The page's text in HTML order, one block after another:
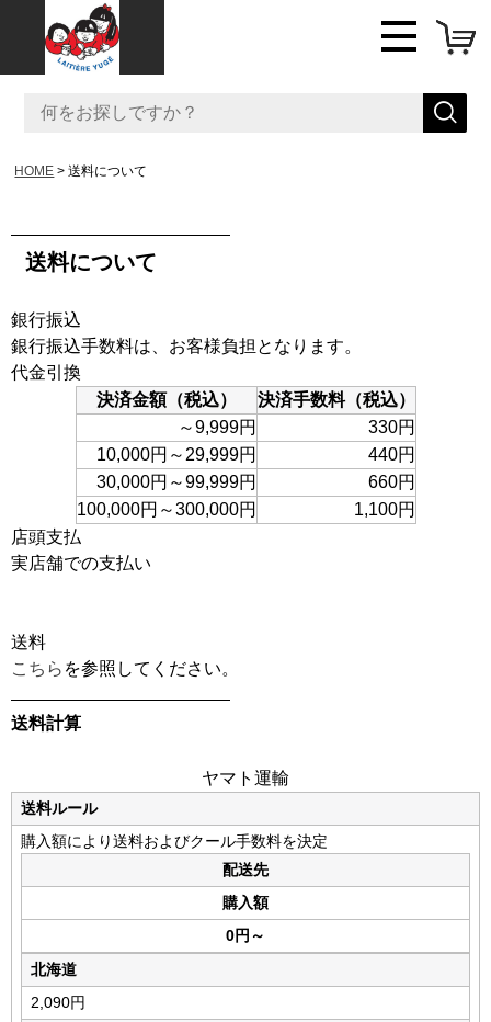
HOME 送料について
送料について
銀行振込
銀行振込手数料は、お客様負担となります。
代金引換
決済金額（税込）
決済手数料（税込）
～9,999円
330円
10,000円～29,999円
440円
30,000円～99,999円
660円
100,000円～300,000円
1,100円
店頭支払
実店舗での支払い
送料
こちら を参照してください。
送料計算
ヤマト運輸
送料ルール
購入額により送料およびクール手数料を決定
配送先
購入額
0円 ～
北海道
2,090円